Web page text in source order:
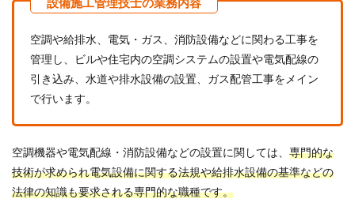
空調や給排水、電気・ガス、消防設備などに関わる工事を
管理し、ビルや住宅内の空調システムの設置や電気配線の
引き込み、水道や排水設備の設置、ガス配管工事をメイン
で行います。
空調機器や電気配線・消防設備などの設置に関しては、 専門的な
技術が求められ電気設備に関する法規や給排水設備の基準などの
法律の知識も要求される専門的な職種です。